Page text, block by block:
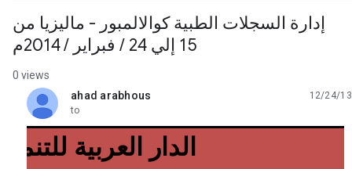
إدارة السجلات الطبية كوالالمبور - ماليزيا من
15 إلي 24 / فبراير / 2014م
0 views
ahad arabhous
unread,
12/24/13
to
الدار العربية